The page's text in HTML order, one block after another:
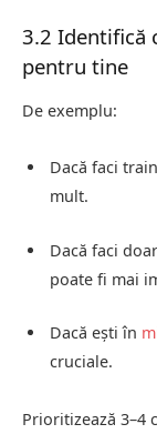
3.2 Identifică
pentru tine
De exemplu:
Dacă faci
mult.
Dacă faci
poate fi mai
Dacă ești în
cruciale.
Prioritizează 3–4